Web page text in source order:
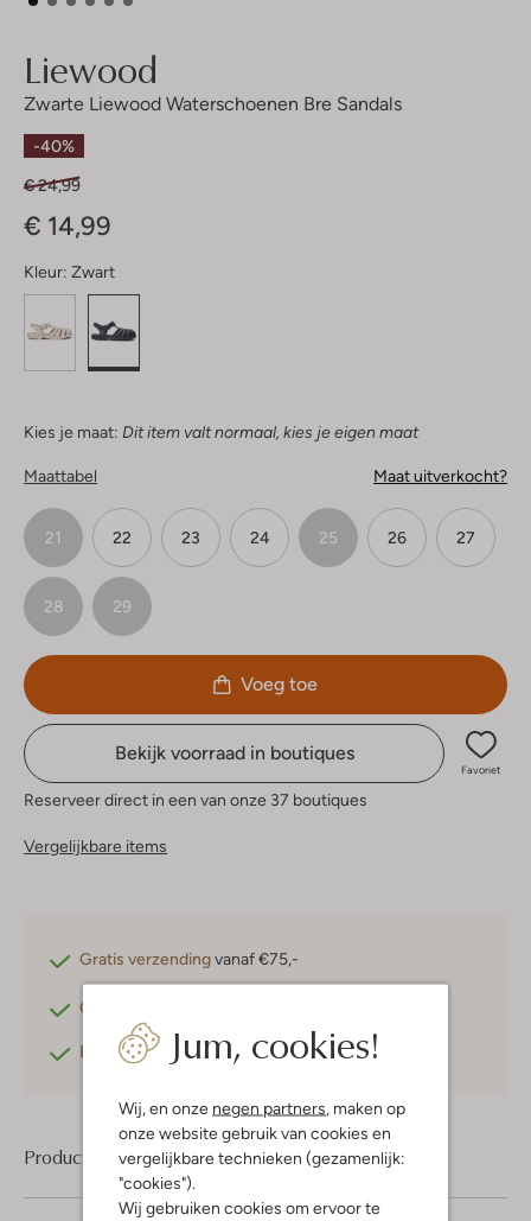
Jum, cookies!
Wij, en onze negen partners , maken op
onze website gebruik van cookies en
vergelijkbare technieken (gezamenlijk:
"cookies").
Wij gebruiken cookies om ervoor te
Liewood
Zwarte Liewood Waterschoenen Bre Sandals
-40%
€ 24,99
€ 14,99
Kleur: Zwart
Kies je maat: Dit item valt normaal, kies je eigen maat
Maattabel Maat uitverkocht?
21 22 23 24 25 26 27
28 29
Voeg toe
Bekijk voorraad in boutiques
Favoriet
Reserveer direct in een van onze 37 boutiques
Vergelijkbare items
Gratis verzendingvanaf €75,-
Gratis retourneren
Betaal achterafmet Klarna
Product informatie